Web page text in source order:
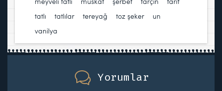
tatlı
tatlılar tereyağ toz şeker un
vanilya
Yorumlar